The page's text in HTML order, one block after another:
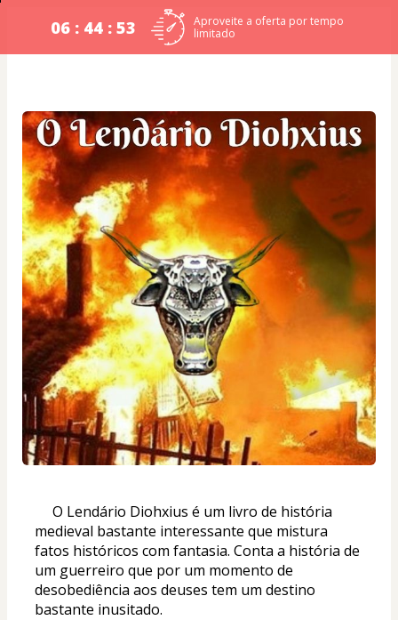
06 : 44 : 52
Aproveite a oferta por tempo
limitado
medieval bastante interessante que mistura
fatos históricos com fantasia. Conta a história de
um guerreiro que por um momento de
desobediência aos deuses tem um destino
bastante inusitado.